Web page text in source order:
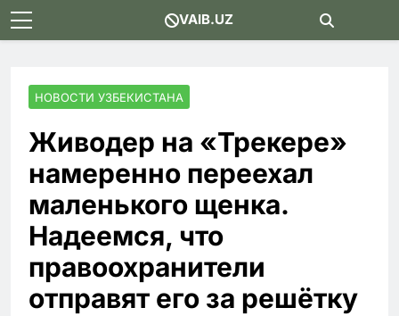
Skip
to
VAIB.UZ
НОВОСТИ УЗБЕКИСТАНА
Живодер на «Трекере»
намеренно переехал
маленького щенка.
Надеемся, что
правоохранители
отправят его за решётку